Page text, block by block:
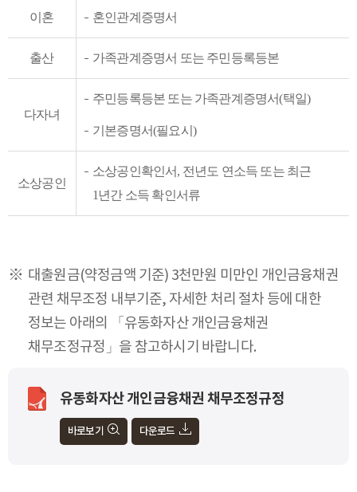
이혼 혼인관계증명서
출산 가족관계증명서 또는 주민등록등본
다자녀
주민등록등본 또는 가족관계증명서(택일)
기본증명서(필요시)
소상공인
소상공인확인서, 전년도 연소득 또는 최근
1년간 소득 확인서류
대출원금(약정금액 기준) 3천만원 미만인 개인금융채권
관련 채무조정 내부기준, 자세한 처리 절차 등에 대한
정보는 아래의 「유동화자산 개인금융채권
채무조정규정」을 참고하시기 바랍니다.
유동화자산 개인금융채권 채무조정규정
바로보기 다운로드